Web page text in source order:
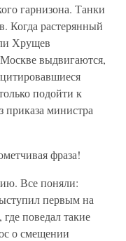
гарнизона. Танки
Когда растерянный
Хрущев
выдвигаются,
подойти к
приказа министра
фраза!
Все поняли:
первым на
поведал такие
о смещении